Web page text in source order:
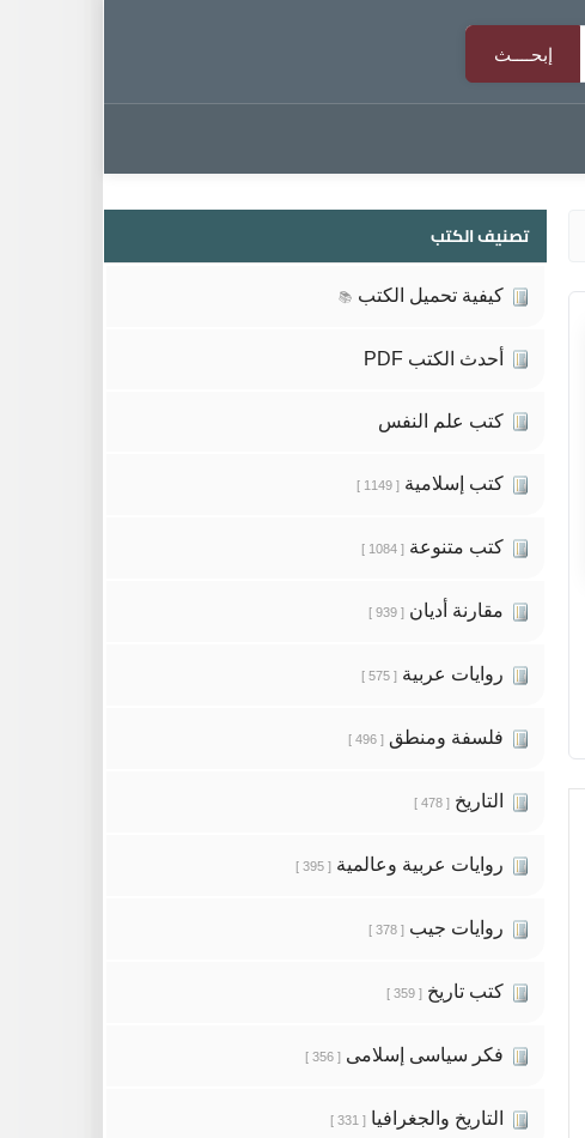
تصنيف الكتب
كيفية تحميل الكتب 📚
أحدث الكتب PDF
كتب علم النفس
كتب إسلامية [ 1149 ]
كتب متنوعة [ 1084 ]
مقارنة أديان [ 939 ]
روايات عربية [ 575 ]
فلسفة ومنطق [ 496 ]
التاريخ [ 478 ]
روايات عربية وعالمية [ 395 ]
روايات جيب [ 378 ]
كتب تاريخ [ 359 ]
فكر سياسى إسلامى [ 356 ]
التاريخ والجغرافيا [ 331 ]